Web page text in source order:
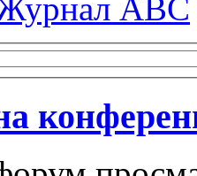
ABC